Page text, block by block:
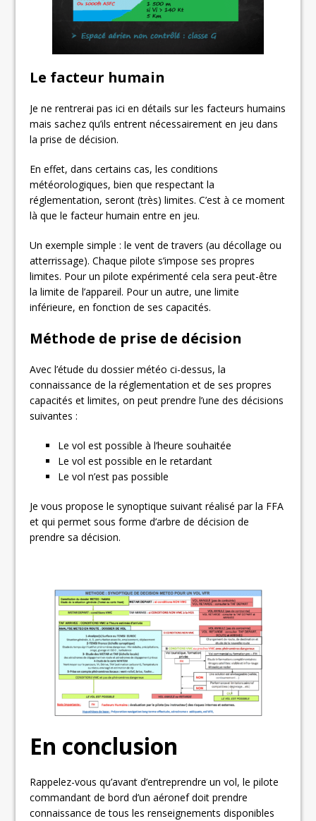
Le facteur humain
Je ne rentrerai pas ici en détails sur les facteurs humains
mais sachez qu’ils entrent nécessairement en jeu dans
la prise de décision.
En effet, dans certains cas, les conditions
météorologiques, bien que respectant la
réglementation, seront (très) limites. C’est à ce moment
là que le facteur humain entre en jeu.
Un exemple simple : le vent de travers (au décollage ou
atterrissage). Chaque pilote s’impose ses propres
limites. Pour un pilote expérimenté cela sera peut-être
la limite de l’appareil. Pour un autre, une limite
inférieure, en fonction de ses capacités.
Méthode de prise de décision
Avec l’étude du dossier météo ci-dessus, la
connaissance de la réglementation et de ses propres
capacités et limites, on peut prendre l’une des décisions
suivantes :
Le vol est possible à l’heure souhaitée
Le vol est possible en le retardant
Le vol n’est pas possible
Je vous propose le synoptique suivant réalisé par la FFA
et qui permet sous forme d’arbre de décision de
prendre sa décision.
En conclusion
Rappelez-vous qu’avant d’entreprendre un vol, le pilote
commandant de bord d’un aéronef doit prendre
connaissance de tous les renseignements disponibles